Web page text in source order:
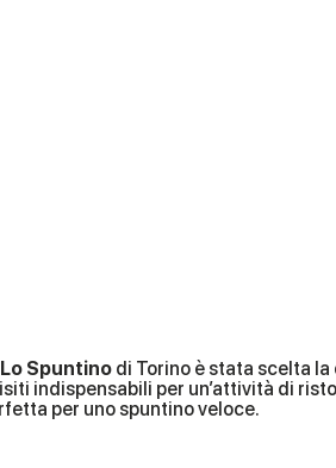
Spuntino di Torino è stata scelta
indispensabili per un’attività di
per uno spuntino veloce.